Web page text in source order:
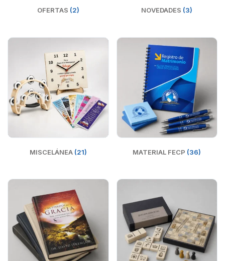
OFERTAS (2) NOVEDADES (3)
MISCELÁNEA (21) MATERIAL FECP (36)